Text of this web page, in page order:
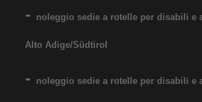
Noleggio
pieghevole ad
noleggio sedie a rotelle per disabili e
Alto Adige/Südtirol
noleggio sedie a rotelle per disabili e